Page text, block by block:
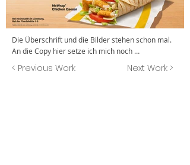
Die Überschrift und die Bilder stehen schon mal.
An die Copy hier setze ich mich noch …
< Previous Work Next Work >